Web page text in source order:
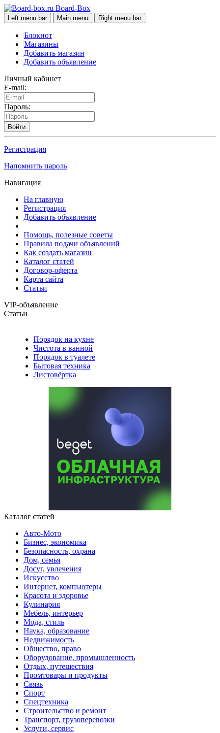
Board-Box
Left menu bar Main menu Right menu bar
Блокнот
Магазины
Добавить магазин
Добавить объявление
Личный кабинет
E-mail:
Пароль:
Войти
Регистрация
Напомнить пароль
Навигация
На главную
Регистрация
Добавить объявление
Помощь, полезные советы
Правила подачи объявлений
Как создать магазин
Каталог статей
Договор-оферта
Карта сайта
Статьи
VIP-объявление
Статьи
Порядок на кухне
Чистота в ванной
Порядок в туалете
Бытовая техника
Листовёртка
Каталог статей
Авто-Мото
Бизнес, экономика
Безопасность, охрана
Дом, семья
Досуг, увлечения
Искусство
Интернет, компьютеры
Красота и здоровье
Кулинария
Мебель, интерьер
Мода, стиль
Наука, образование
Недвижимость
Общество, право
Оборудование, промышленность
Отдых, путешествия
Промтовары и продукты
Связь
Спорт
Спецтехника
Строительство и ремонт
Транспорт, грузоперевозки
Услуги, сервис